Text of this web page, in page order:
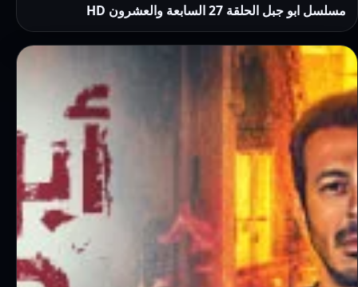
مسلسل ابو جبل الحلقة 27 السابعة والعشرون HD